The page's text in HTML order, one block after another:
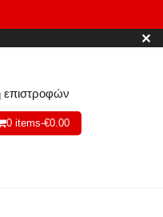
✕
επιστροφών
0 items-€0.00